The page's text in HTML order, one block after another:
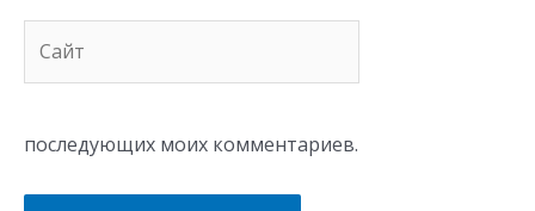
последующих моих комментариев.